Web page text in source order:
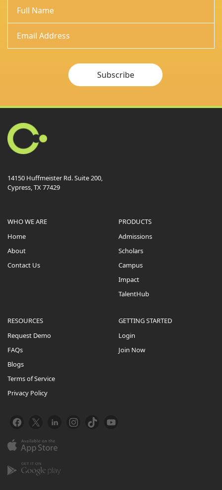
Subscribe
14150 Huffmeister Rd. Suite 200,
Cypress, TX 77429
WHO WE ARE
Home
About
Contact Us
PRODUCTS
Admissions
Scholars
Campus
Impact
TalentHub
RESOURCES
Request Demo
FAQs
Blogs
Terms of Service
Privacy Policy
GETTING STARTED
Login
Join Now